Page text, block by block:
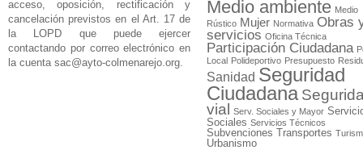
acceso, oposición, rectificación y
cancelación previstos en el Art. 17 de
la LOPD que puede ejercer
contactando por correo electrónico en
la cuenta sac@ayto-colmenarejo.org.
Medio ambiente Medio
Rústico Mujer Normativa Obras
servicios Oficina Técnica
Participación Ciudadana
Local Polideportivo Presupuesto
Sanidad Seguridad
Ciudadana
vial
Serv. Sociales y Mayor
Sociales Servicios Técnicos
Subvenciones Transportes
Urbanismo